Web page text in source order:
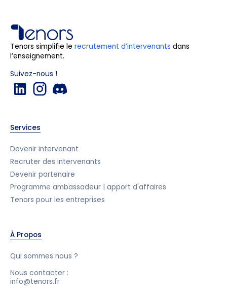
Tenors simplifie le recrutement d’intervenants dans
l’enseignement.
Suivez-nous !
Services
Devenir intervenant
Recruter des intervenants
Devenir partenaire
Programme ambassadeur | apport d'affaires
Tenors pour les entreprises
À Propos
Qui sommes nous ?
Nous contacter :
info@tenors.fr